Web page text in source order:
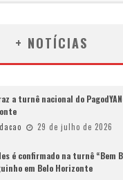
+ NOTÍCIAS
a turnê nacional do
29 de julho de 2026
é confirmado na turnê “Bem
em Belo Horizonte